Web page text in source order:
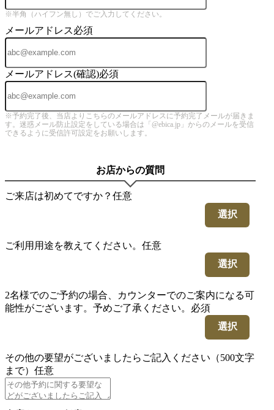
※半角（ハイフン無し）でご入力してください。
メールアドレス必須
メールアドレス(確認)必須
※予約完了後、当店よりこちらのメールアドレスに予約完了メールが届きま
す。迷惑メール防止設定をしている場合は「@ebica.jp」からのメールを受信
できるように受信許可設定をお願いします。
お店からの質問
ご来店は初めてですか？ 任意
選択
ご利用用途を教えてください。 任意
選択
2名様でのご予約の場合、カウンターでのご案内になる可
能性がございます。予めご了承ください。 必須
選択
その他の要望がございましたらご記入ください（500文字
まで） 任意